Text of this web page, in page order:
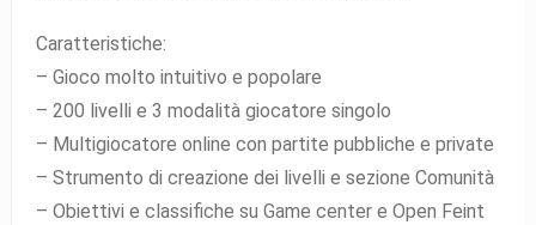
Caratteristiche:
– Gioco molto intuitivo e popolare
– 200 livelli e 3 modalità giocatore singolo
– Multigiocatore online con partite pubbliche e private
– Strumento di creazione dei livelli e sezione Comunità
– Obiettivi e classifiche su Game center e Open Feint